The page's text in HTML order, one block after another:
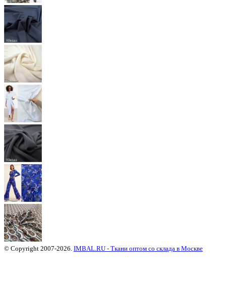
© Copyright 2007-2026. IMBAL.RU - Ткани оптом со склада в Москве